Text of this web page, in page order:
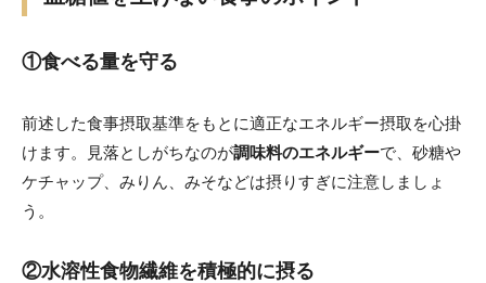
①食べる量を守る
前述した食事摂取基準をもとに適正なエネルギー摂取を心掛
けます。見落としがちなのが調味料のエネルギーで、砂糖や
ケチャップ、みりん、みそなどは摂りすぎに注意しましょ
う。
②水溶性食物繊維を積極的に摂る